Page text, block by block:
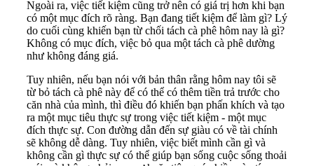
Ngoài ra, việc tiết kiệm cũng trở nên có giá trị hơn khi bạn
có một mục đích rõ ràng. Bạn đang tiết kiệm để làm gì? Lý
do cuối cùng khiến bạn từ chối tách cà phê hôm nay là gì?
Không có mục đích, việc bỏ qua một tách cà phê dường
như không đáng giá.
Tuy nhiên, nếu bạn nói với bản thân rằng hôm nay tôi sẽ
từ bỏ tách cà phê này để có thể có thêm tiền trả trước cho
căn nhà của mình, thì điều đó khiến bạn phấn khích và tạo
ra một mục tiêu thực sự trong việc tiết kiệm - một mục
đích thực sự. Con đường dẫn đến sự giàu có về tài chính
sẽ không dễ dàng. Tuy nhiên, việc biết mình cần gì và
không cần gì thực sự có thể giúp bạn sống cuộc sống thoải